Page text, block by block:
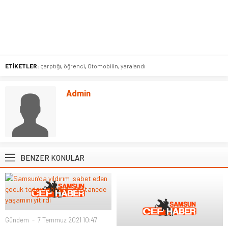
ETİKETLER: çarptığı, öğrenci, Otomobilin, yaralandı
Admin
BENZER KONULAR
Gündem 7 Temmuz 2021 10:47